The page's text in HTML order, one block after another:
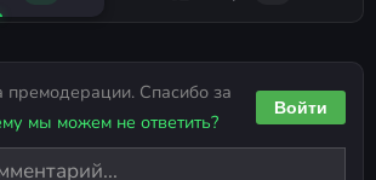
премодерации. Спасибо за
мы можем не ответить?
Войти